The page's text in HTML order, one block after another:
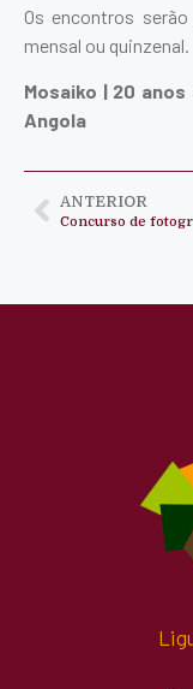
Os encontros
mensal ou quinzenal.
Mosaiko | 20
Angola
ANTERIOR